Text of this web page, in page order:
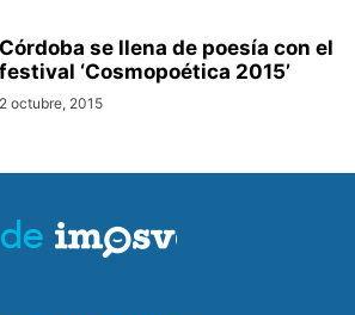
Córdoba se llena de poesía con el
festival ‘Cosmopoética 2015’
2 octubre, 2015